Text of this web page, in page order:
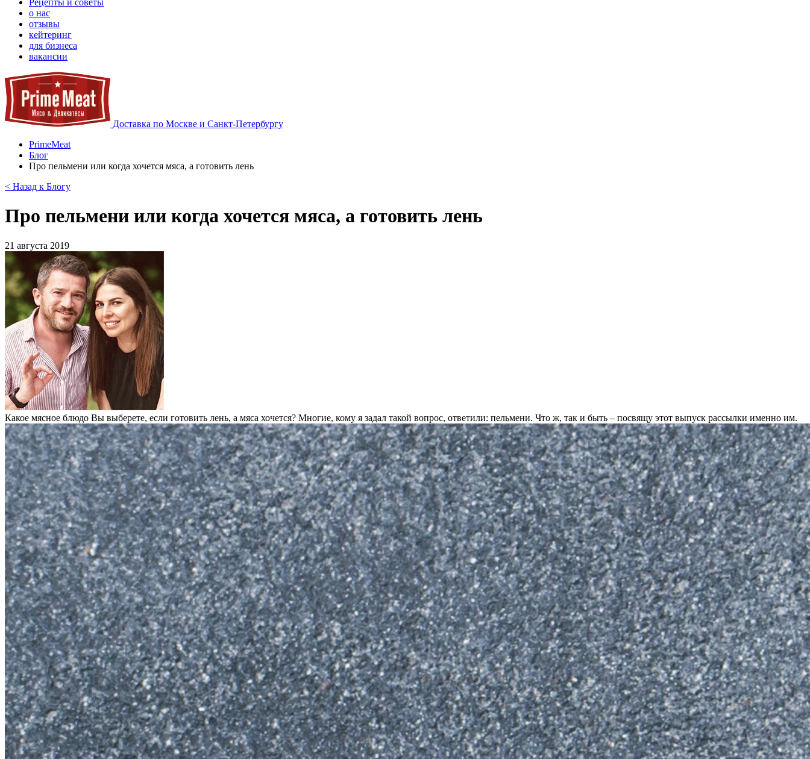
Рецепты и советы
о нас
отзывы
кейтеринг
для бизнеса
вакансии
Доставка по Москве и Санкт-Петербургу
PrimeMeat
Блог
Про пельмени или когда хочется мяса, а готовить лень
< Назад к Блогу
Про пельмени или когда хочется мяса, а готовить лень
21 августа 2019
Какое мясное блюдо Вы выберете, если готовить лень, а мяса хочется? Многие, кому я задал такой вопрос, ответили: пельмени. Что ж, так и быть – посвящу этот выпуск рассылки именно им.